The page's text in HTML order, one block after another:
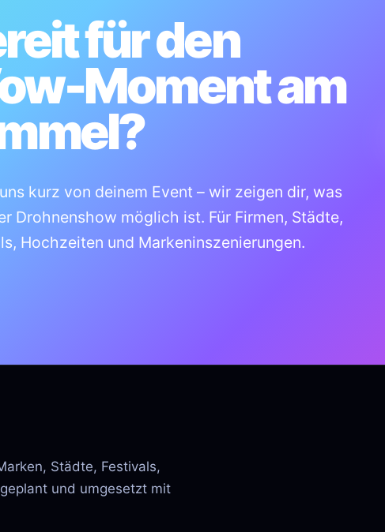
für den
Moment am
kurz von deinem Event – wir zeigen dir, was
Drohnenshow möglich ist. Für Firmen, Städte,
Hochzeiten und Markeninszenierungen.
Städte, Festivals,
und umgesetzt mit